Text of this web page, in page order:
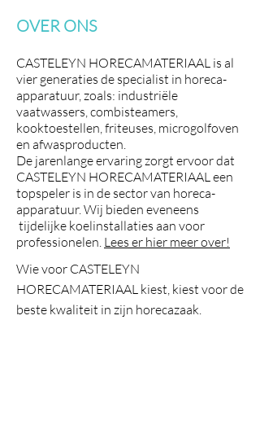
OVER ONS
CASTELEYN HORECAMATERIAAL is al
vier generaties de specialist in horeca-
apparatuur, zoals: industriële
vaatwassers,combisteamers,
kooktoestellen,friteuses, microgolfoven
en afwasproducten.
De jarenlange ervaring zorgt ervoor dat
CASTELEYN HORECAMATERIAAL een
topspeler is in de sector van horeca-
apparatuur. Wij bieden eveneens
tijdelijke koelinstallaties aan voor
professionelen. Lees er hier meer over!
Wie voor CASTELEYN
HORECAMATERIAAL kiest, kiest voor de
beste kwaliteit in zijn horecazaak.